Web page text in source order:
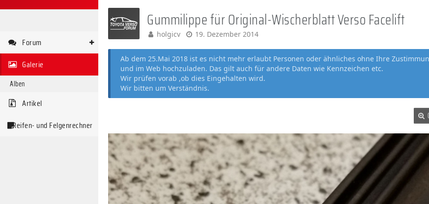
Forum
Galerie
Alben
Artikel
Reifen- und Felgenrechner
Gummilippe für Original-Wischerblatt Verso Facelift
holgicv 19. Dezember 2014
Ab dem 25.Mai 2018 ist es nicht mehr erlaubt Personen oder ähnliches ohne Ihre
und im Web hochzuladen. Das gilt auch für andere Daten wie Kennzeichen etc.
Wir prüfen vorab ,ob dies Eingehalten wird.
Wir bitten um Verständnis.